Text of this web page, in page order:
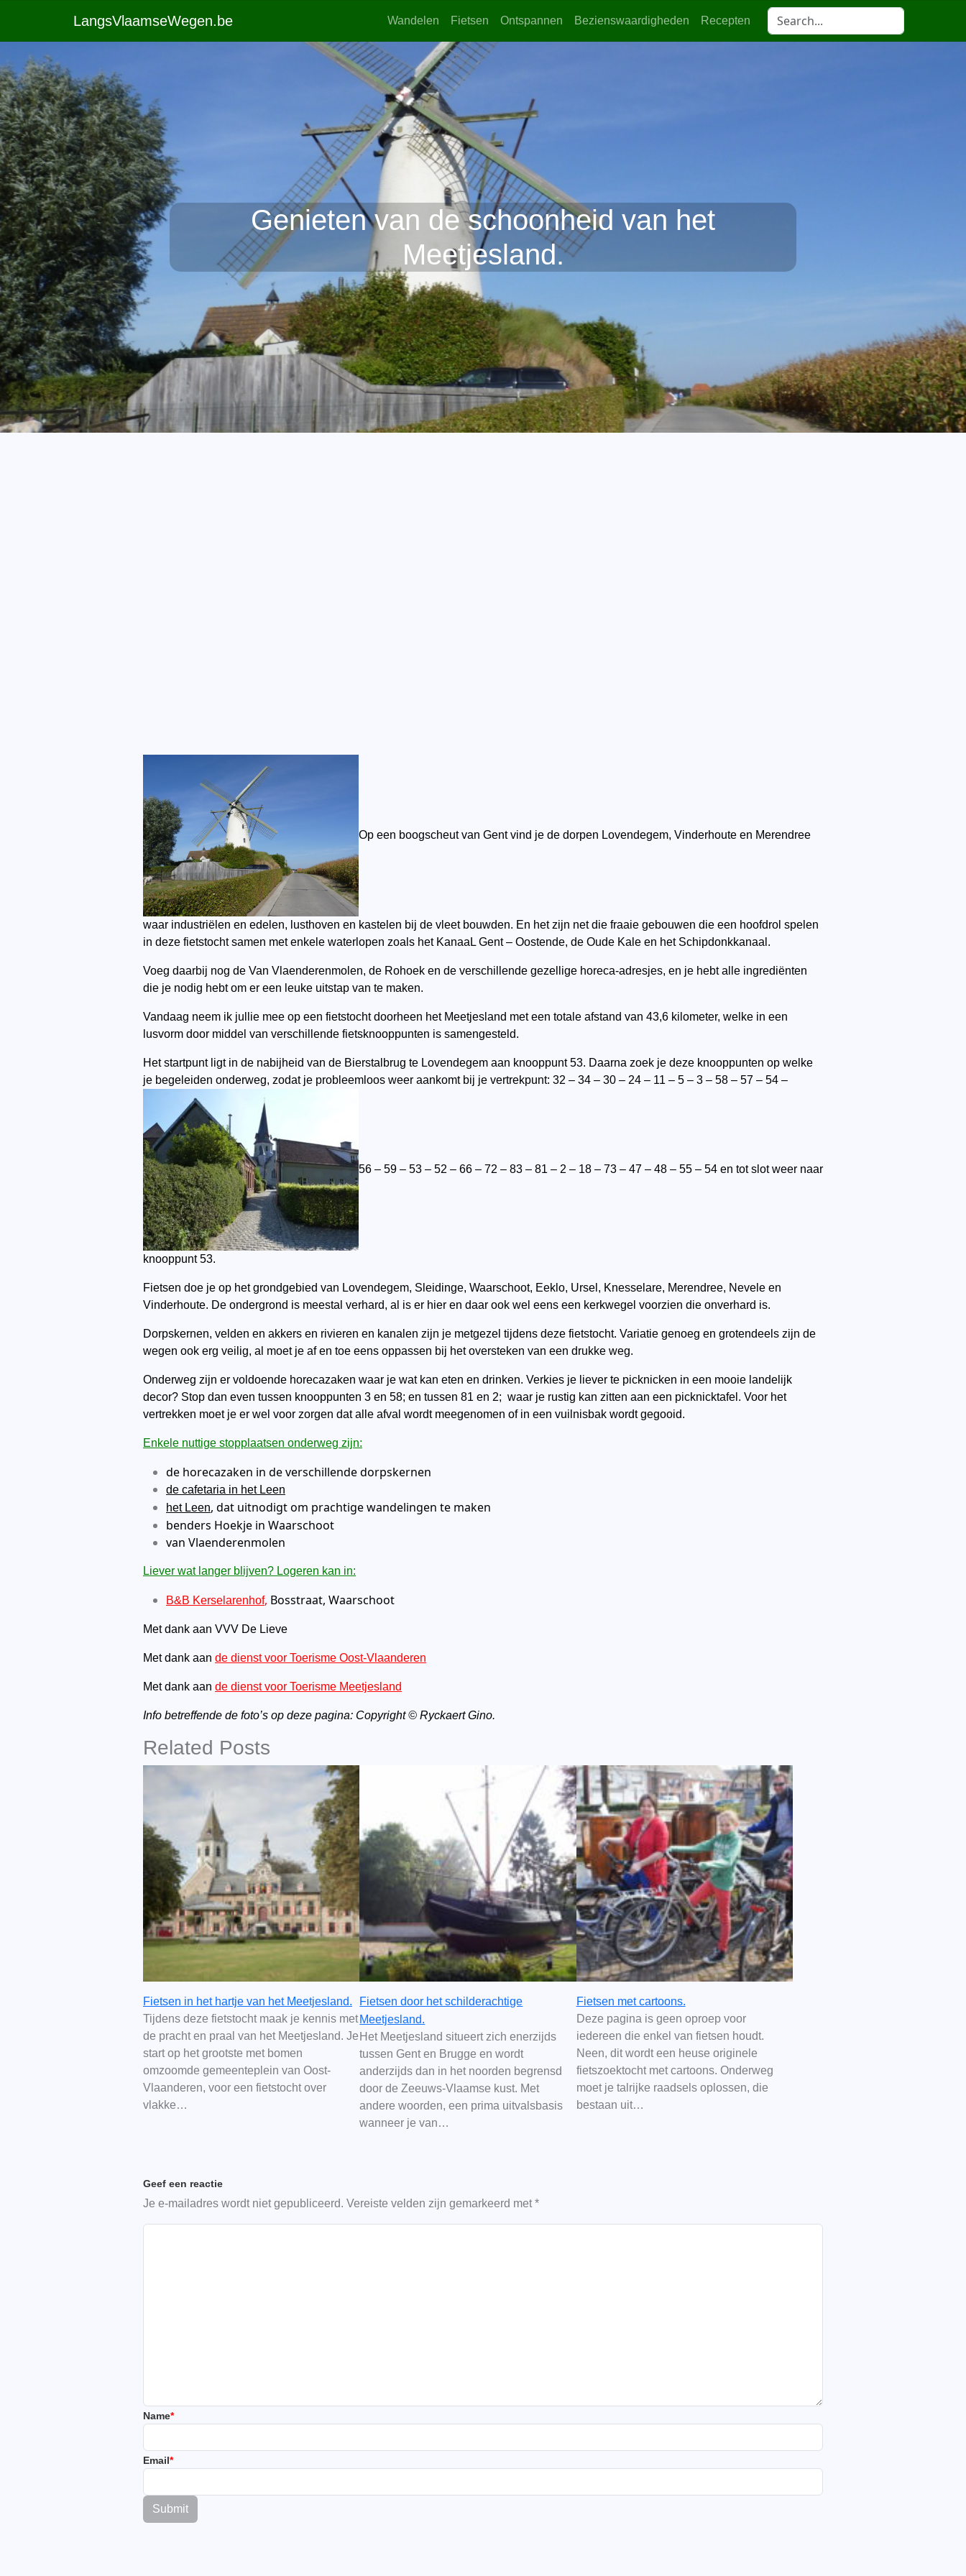
LangsVlaamseWegen.be Wandelen Fietsen Ontspannen Bezienswaardigheden Recepten
Genieten van de schoonheid van het
Meetjesland.
Op een boogscheut van Gent vind je de dorpen Lovendegem, Vinderhoute en Merendree
waar industriëlen en edelen, lusthoven en kastelen bij de vleet bouwden. En het zijn net die fraaie gebouwen die een hoofdrol spelen
in deze fietstocht samen met enkele waterlopen zoals het KanaaL Gent – Oostende, de Oude Kale en het Schipdonkkanaal.
Voeg daarbij nog de Van Vlaenderenmolen, de Rohoek en de verschillende gezellige horeca-adresjes, en je hebt alle ingrediënten
die je nodig hebt om er een leuke uitstap van te maken.
Vandaag neem ik jullie mee op een fietstocht doorheen het Meetjesland met een totale afstand van 43,6 kilometer, welke in een
lusvorm door middel van verschillende fietsknooppunten is samengesteld.
Het startpunt ligt in de nabijheid van de Bierstalbrug te Lovendegem aan knooppunt 53. Daarna zoek je deze knooppunten op welke
je begeleiden onderweg, zodat je probleemloos weer aankomt bij je vertrekpunt: 32 – 34 – 30 – 24 – 11 – 5 – 3 – 58 – 57 – 54 –
56 – 59 – 53 – 52 – 66 – 72 – 83 – 81 – 2 – 18 – 73 – 47 – 48 – 55 – 54 en tot slot weer naar
knooppunt 53.
Fietsen doe je op het grondgebied van Lovendegem, Sleidinge, Waarschoot, Eeklo, Ursel, Knesselare, Merendree, Nevele en
Vinderhoute. De ondergrond is meestal verhard, al is er hier en daar ook wel eens een kerkwegel voorzien die onverhard is.
Dorpskernen, velden en akkers en rivieren en kanalen zijn je metgezel tijdens deze fietstocht. Variatie genoeg en grotendeels zijn de
wegen ook erg veilig, al moet je af en toe eens oppassen bij het oversteken van een drukke weg.
Onderweg zijn er voldoende horecazaken waar je wat kan eten en drinken. Verkies je liever te picknicken in een mooie landelijk
decor? Stop dan even tussen knooppunten 3 en 58; en tussen 81 en 2; waar je rustig kan zitten aan een picknicktafel. Voor het
vertrekken moet je er wel voor zorgen dat alle afval wordt meegenomen of in een vuilnisbak wordt gegooid.
Enkele nuttige stopplaatsen onderweg zijn:
de horecazaken in de verschillende dorpskernen
de cafetaria in het Leen
het Leen, dat uitnodigt om prachtige wandelingen te maken
benders Hoekje in Waarschoot
van Vlaenderenmolen
Liever wat langer blijven? Logeren kan in:
B&B Kerselarenhof, Bosstraat, Waarschoot
Met dank aan VVV De Lieve
Met dank aan de dienst voor Toerisme Oost-Vlaanderen
Met dank aan de dienst voor Toerisme Meetjesland
Info betreffende de foto’s op deze pagina: Copyright © Ryckaert Gino.
Related Posts
Fietsen in het hartje van het Meetjesland.
Tijdens deze fietstocht maak je kennis met
de pracht en praal van het Meetjesland. Je
start op het grootste met bomen
omzoomde gemeenteplein van Oost-
Vlaanderen, voor een fietstocht over
vlakke…
Fietsen door het schilderachtige
Meetjesland.
Het Meetjesland situeert zich enerzijds
tussen Gent en Brugge en wordt
anderzijds dan in het noorden begrensd
door de Zeeuws-Vlaamse kust. Met
andere woorden, een prima uitvalsbasis
wanneer je van…
Fietsen met cartoons.
Deze pagina is geen oproep voor
iedereen die enkel van fietsen houdt.
Neen, dit wordt een heuse originele
fietszoektocht met cartoons. Onderweg
moet je talrijke raadsels oplossen, die
bestaan uit…
Geef een reactie
Je e-mailadres wordt niet gepubliceerd. Vereiste velden zijn gemarkeerd met*
Name*
Email*